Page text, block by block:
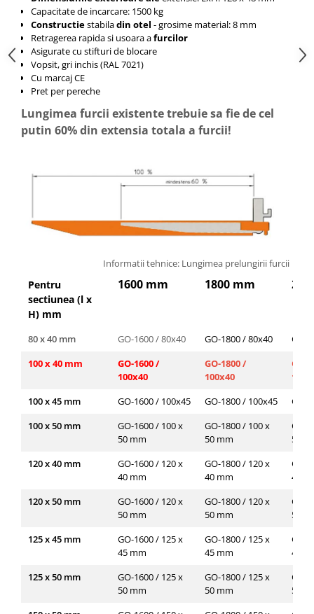
Capacitate de incarcare: 1500 kg
Constructiestabiladin otel - grosime material: 8 mm
Retragerea rapida si usoara afurcilor
Asigurate cu stifturi de blocare
Vopsit, gri inchis (RAL 7021)
Cu marcaj CE
Pret per pereche
Lungimea furcii existente trebuie sa fie de cel
putin 60% din extensia totala a furcii!
Informatii tehnice: Lungimea prelungirii furcii
Pentru
sectiunea (l x
H) mm
1600 mm 1800 mm
80 x 40 mm GO-1600 / 80x40 GO-1800 / 80x40
GO-
100 x 40 mm
GO-1600 /
100x40
GO-1800 /
100x40
GO-
100 x 45 mm
GO-1600 / 100x45 GO-1800 / 100x45
GO-
100 x 50 mm
GO-1600 / 100 x
50 mm
GO-1800 / 100 x
50 mm
GO-
50
120 x 40 mm
GO-1600 / 120 x
40 mm
GO-1800 / 120 x
40 mm
GO-
40
120 x 50 mm
GO-1600 / 120 x
50 mm
GO-1800 / 120 x
50 mm
GO-
50
125 x 45 mm
GO-1600 / 125 x
45 mm
GO-1800 / 125 x
45 mm
GO-
45
125 x 50 mm
GO-1600 / 125 x
50 mm
GO-1800 / 125 x
50 mm
GO-
50